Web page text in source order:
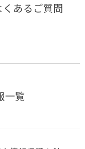
くあるご質問
一覧